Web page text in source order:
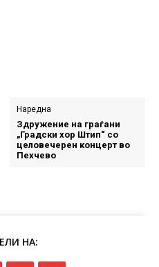
Наредна
Здружение на граѓани
„Градски хор Штип“ со
целовечерен концерт во
Пехчево
НА: